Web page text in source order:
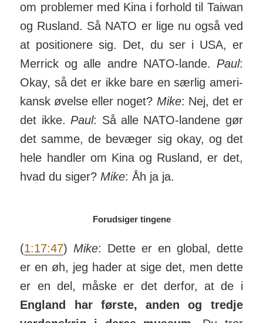
om pro­blemer med Kina i for­hold til Taiwan
og Rus­land. Så NATO er lige nu også ved
at posi­tionere sig. Det, du ser i USA, er
Merrick og alle andre NATO-lande. Paul:
Okay, så det er ikke bare en særlig ameri­
kansk øvelse eller noget? Mike: Nej, det er
det ikke. Paul: Så alle NATO-landene gør
det samme, de be­væger sig okay, og det
hele handler om Kina og Rus­land, er det,
hvad du siger? Mike: Åh ja ja.
Forudsiger tingene
(1:17:47) Mike: Dette er en global, dette
er en øh, jeg hader at sige det, men dette
er en del, måske er det derfor, at de i
England har første, anden og tredje